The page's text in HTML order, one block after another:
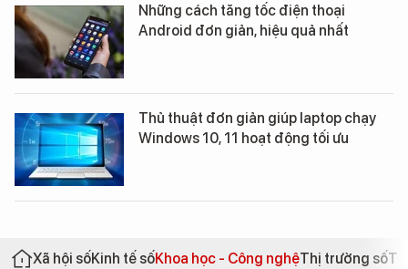
Những cách tăng tốc điện thoại
Android đơn giản, hiệu quả nhất
Thủ thuật đơn giản giúp laptop chạy
Windows 10, 11 hoạt động tối ưu
Xã hội sốKinh tế sốKhoa học - Công nghệThị trường số